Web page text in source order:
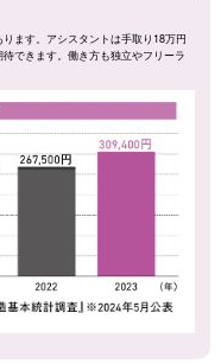
ます。アシスタントは手取り18万円
できます。働き方も独立やフリーラ